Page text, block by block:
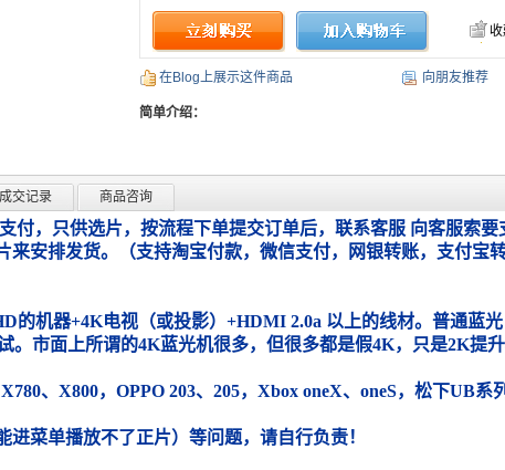
在Blog上展示这件商品 向朋友推荐
简单介绍：
成交记录 商品咨询
付，只供选片，按流程下单提交订单后，联系客服 向客服索要
安排发货。（支持淘宝付款，微信支付，网银转账，支付宝转
的机器+4K电视（或投影）+HDMI 2.0a 以上的线材。普通蓝光
。市面上所谓的4K蓝光机很多，但很多都是假4K，只是2K提
、X800，OPPO 203、205，Xbox oneX、oneS，松下UB系
菜单播放不了正片）等问题，请自行负责！